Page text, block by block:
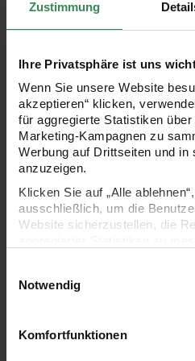
Zustimmung
Ihre Privatsphäre ist uns
Wenn Sie unsere Website
akzeptieren“ klicken,
für aggregierte Statistiken
Marketing-Kampagnen zu
Werbung auf Drittseiten und in
anzuzeigen.
Klicken Sie auf „Alle
ausschließlich, um die
Website sicherzustellen, die
Ihre Einwilligung ist freiwillig
Link „Cookie-Einstellungen“
verwendeten Technologien
Daten finden Sie in unserer
Notwendig
Komfortfunktionen
Hersteller:
Rico Design
Paper Poetry Kartenset
Cappuccino B6/B6
20-teilig
Paper Poetry Kartenset